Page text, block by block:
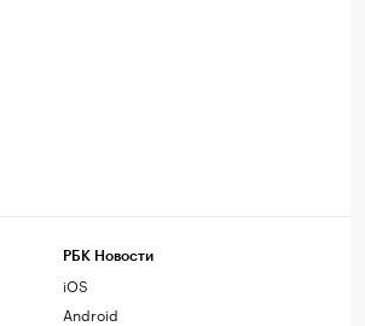
РБК Новости
iOS
Android